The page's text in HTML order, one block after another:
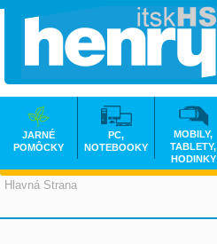
Hlavná Strana
JARNÉ
POMÔCKY
PC,
NOTEBOOKY
MOBILY,
TABLETY,
HODINKY